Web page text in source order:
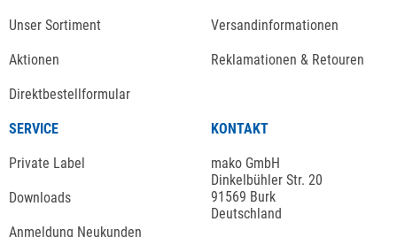
Unser Sortiment
Aktionen
Direktbestellformular
Versandinformationen
Reklamationen & Retouren
SERVICE
Private Label
Downloads
Anmeldung Neukunden
KONTAKT
mako GmbH
Dinkelbühler Str. 20
91569 Burk
Deutschland